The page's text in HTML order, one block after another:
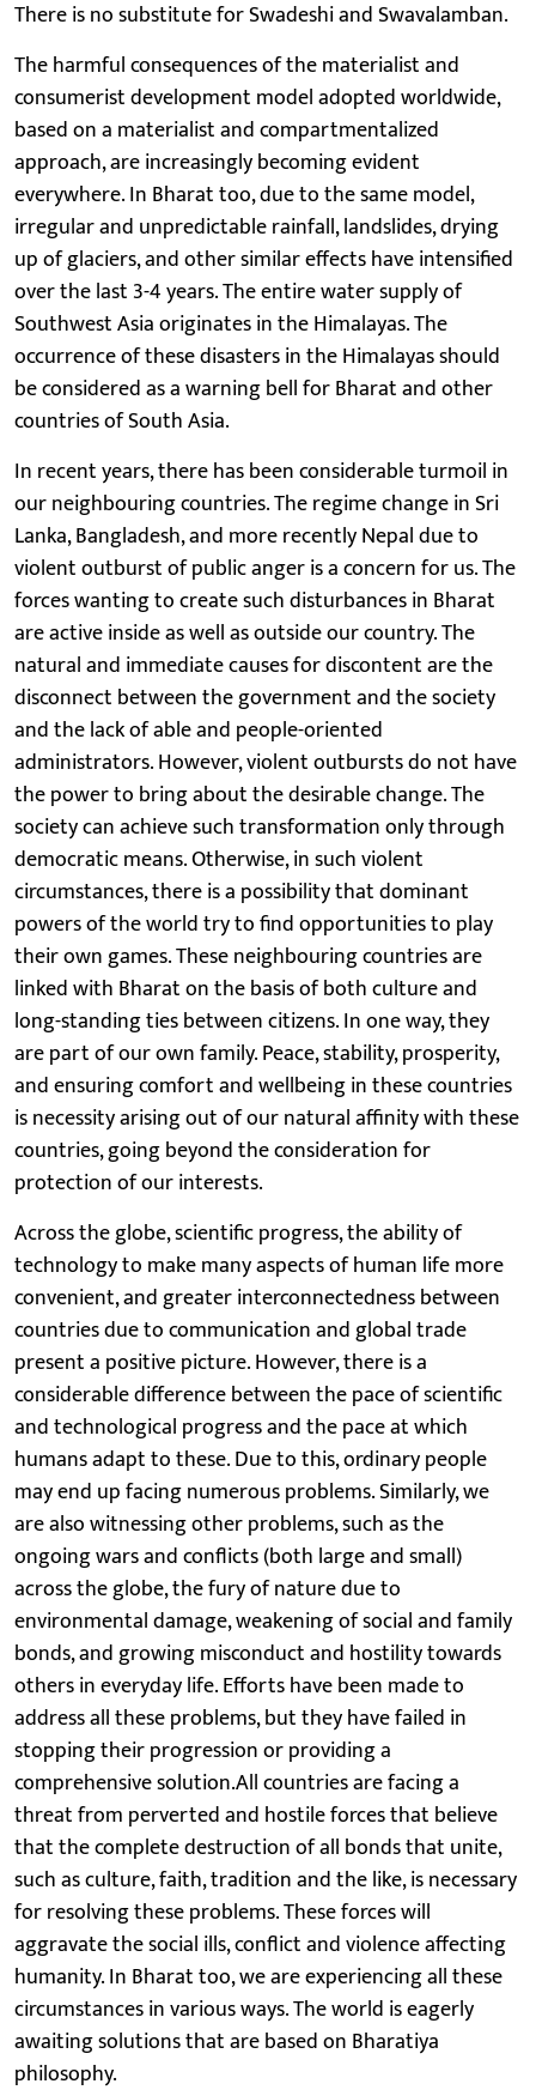
There is no substitute for Swadeshi and Swavalamban.
The harmful consequences of the materialist and
consumerist development model adopted worldwide,
based on a materialist and compartmentalized
approach, are increasingly becoming evident
everywhere. In Bharat too, due to the same model,
irregular and unpredictable rainfall, landslides, drying
up of glaciers, and other similar effects have intensified
over the last 3-4 years. The entire water supply of
Southwest Asia originates in the Himalayas. The
occurrence of these disasters in the Himalayas should
be considered as a warning bell for Bharat and other
countries of South Asia.
In recent years, there has been considerable turmoil in
our neighbouring countries. The regime change in Sri
Lanka, Bangladesh, and more recently Nepal due to
violent outburst of public anger is a concern for us. The
forces wanting to create such disturbances in Bharat
are active inside as well as outside our country. The
natural and immediate causes for discontent are the
disconnect between the government and the society
and the lack of able and people-oriented
administrators. However, violent outbursts do not have
the power to bring about the desirable change. The
society can achieve such transformation only through
democratic means. Otherwise, in such violent
circumstances, there is a possibility that dominant
powers of the world try to find opportunities to play
their own games. These neighbouring countries are
linked with Bharat on the basis of both culture and
long-standing ties between citizens. In one way, they
are part of our own family. Peace, stability, prosperity,
and ensuring comfort and wellbeing in these countries
is necessity arising out of our natural affinity with these
countries, going beyond the consideration for
protection of our interests.
Across the globe, scientific progress, the ability of
technology to make many aspects of human life more
convenient, and greater interconnectedness between
countries due to communication and global trade
present a positive picture. However, there is a
considerable difference between the pace of scientific
and technological progress and the pace at which
humans adapt to these. Due to this, ordinary people
may end up facing numerous problems. Similarly, we
are also witnessing other problems, such as the
ongoing wars and conflicts (both large and small)
across the globe, the fury of nature due to
environmental damage, weakening of social and family
bonds, and growing misconduct and hostility towards
others in everyday life. Efforts have been made to
address all these problems, but they have failed in
stopping their progression or providing a
comprehensive solution.All countries are facing a
threat from perverted and hostile forces that believe
that the complete destruction of all bonds that unite,
such as culture, faith, tradition and the like, is necessary
for resolving these problems. These forces will
aggravate the social ills, conflict and violence affecting
humanity. In Bharat too, we are experiencing all these
circumstances in various ways. The world is eagerly
awaiting solutions that are based on Bharatiya
philosophy.